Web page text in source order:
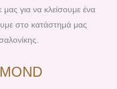
για να κλείσουμε ένα
στο κατάστημά μας